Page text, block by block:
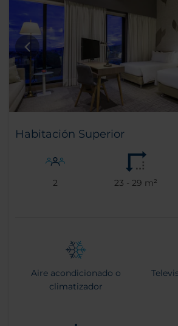
Habitación Superior
2 23 - 29 m²
Aire acondicionado o
climatizador